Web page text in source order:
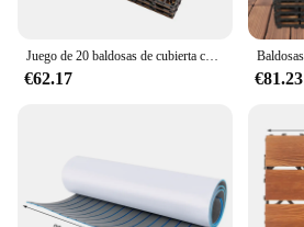
Juego de 20 baldosas de cubierta compuesta de plástico y madera, cubierta compuesta FSC sostenible resistente a la oxidación, agua, clima, ideal para patios
€62.17 €81.23